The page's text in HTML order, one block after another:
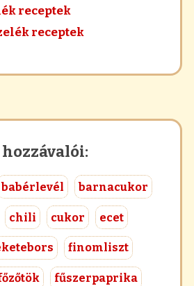
receptek
receptek
babérlevél barnacukor
chili cukor ecet
finomliszt
fűszerpaprika